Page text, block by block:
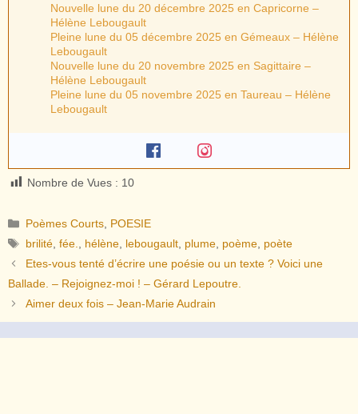
Nouvelle lune du 20 décembre 2025 en Capricorne –
Hélène Lebougault
Pleine lune du 05 décembre 2025 en Gémeaux – Hélène
Lebougault
Nouvelle lune du 20 novembre 2025 en Sagittaire –
Hélène Lebougault
Pleine lune du 05 novembre 2025 en Taureau – Hélène
Lebougault
Nombre de Vues : 10
Catégories
Poèmes Courts POESIE
Étiquettes
brilité ,fée. hélène lebougault plume poème poète
Etes-vous tenté d’écrire une poésie ou un texte ? Voici une
Ballade. – Rejoignez-moi ! – Gérard Lepoutre.
Aimer deux fois – Jean-Marie Audrain